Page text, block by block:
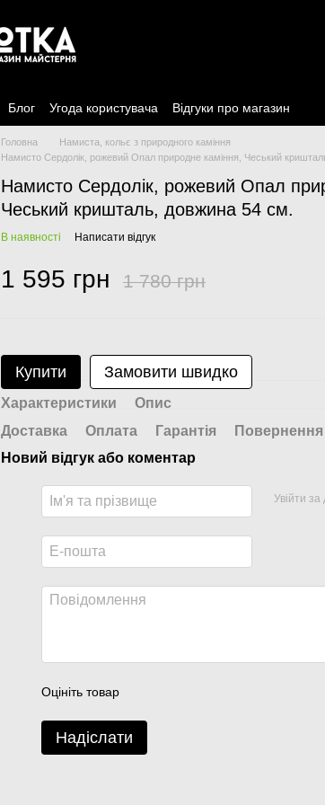
Блог Угода користувача Відгуки про магазин
Головна
Намиста, кольє з природного каміння
Намисто Сердолік, рожевий Опал природне каміння, Чеський
Намисто Сердолік, рожевий Опал
Чеський кришталь, довжина 54 см.
В наявності Написати відгук
1 595 грн 1 780 грн
Купити Замовити швидко
Характеристики
Опис
Доставка
Оплата Гарантія Повернення
Новий відгук або коментар
Увійти
Оцініть товар
Надіслати